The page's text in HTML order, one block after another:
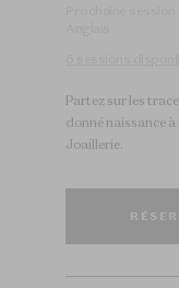
Partez sur les
donné naissance
Joaillerie.